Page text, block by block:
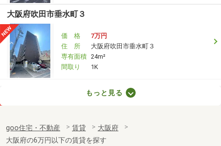
大阪府吹田市垂水町３
価 格
7万円
住 所
大阪府吹田市垂水町３
専有面積 24m²
間取り
1K
大阪府四條畷市岡山１丁目
専有面積
29.52m²
間取り
1K
もっと見る
goo住宅・不動産 賃貸
大阪府
大阪府の6万円以下の賃貸を探す